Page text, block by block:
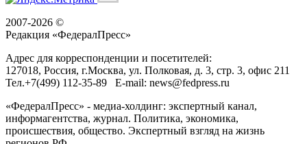
2007-2026 ©
Редакция «ФедералПресс»
Адрес для корреспонденции и посетителей:
127018, Россия, г.Москва, ул. Полковая, д. 3, стр. 3, офис 211
Тел.+7(499) 112-35-89 E-mail: news@fedpress.ru
«ФедералПресс» - медиа-холдинг: экспертный канал,
информагентства, журнал. Политика, экономика,
происшествия, общество. Экспертный взгляд на жизнь